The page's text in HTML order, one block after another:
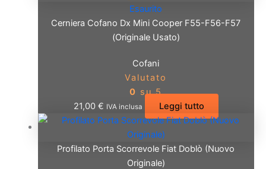
Esaurito
Cerniera Cofano Dx Mini Cooper F55-F56-F57
(Originale Usato)
Cofani
Valutato
0 su 5
21,00 € IVA inclusa Leggi tutto
Profilato Porta Scorrevole Fiat Doblò (Nuovo
Originale)